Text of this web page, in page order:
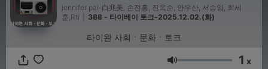
jennifer pai-白兆美, 손전홍, 진옥순, 안우산, 서승임, 최세
훈,Rti
388 - 타이베이 토크-2025.12.02.(화)
타이완 사회ㆍ문화ㆍ토크
음량 1 x